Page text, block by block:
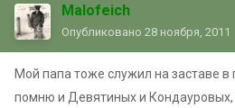
Malofeich
Опубликовано 28 ноября, 2011
Мой папа тоже служил на заставе в
помню и Девятиных и